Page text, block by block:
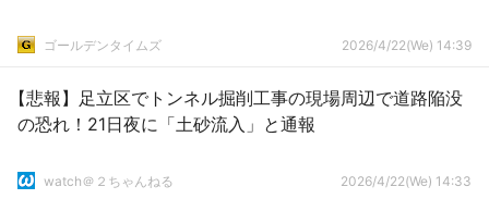
ゴールデンタイムズ 2026/4/22(We) 14:39
【悲報】足立区でトンネル掘削工事の現場周辺で道路陥没
の恐れ！21日夜に「土砂流入」と通報
watch＠２ちゃんねる 2026/4/22(We) 14:33